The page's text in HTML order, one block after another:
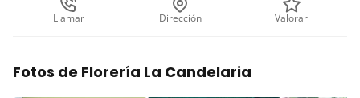
Llamar Dirección Valorar
Fotos de Florería La Candelaria